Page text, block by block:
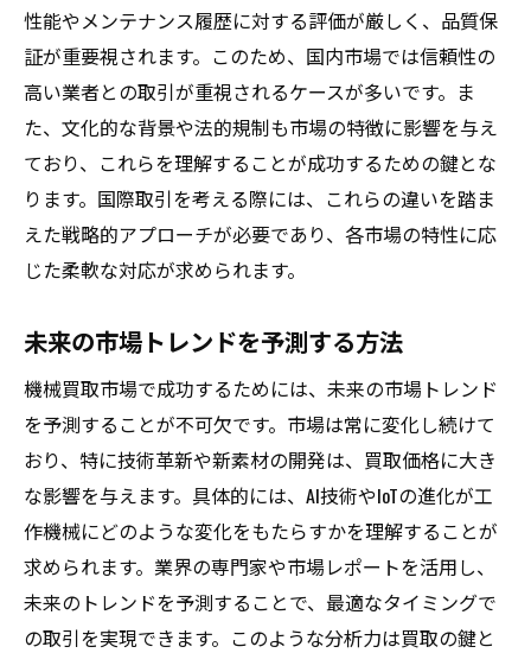
賢い取引を実現するための機械買取市場攻略法
取引成功の鍵となる情報収集術
交渉力を高めるための準備
リスクを最小限に抑える取引戦略
プロフェッショナルのアドバイスを活用す
る
取引後の満足度を高めるポイント
性能やメンテナンス履歴に対する評価が厳しく、品質保
証が重要視されます。このため、国内市場では信頼性の
高い業者との取引が重視されるケースが多いです。ま
た、文化的な背景や法的規制も市場の特徴に影響を与え
ており、これらを理解することが成功するための鍵とな
ります。国際取引を考える際には、これらの違いを踏ま
えた戦略的アプローチが必要であり、各市場の特性に応
じた柔軟な対応が求められます。
未来の市場トレンドを予測する方法
機械買取市場で成功するためには、未来の市場トレンド
を予測することが不可欠です。市場は常に変化し続けて
おり、特に技術革新や新素材の開発は、買取価格に大き
な影響を与えます。具体的には、AI技術やIoTの進化が工
作機械にどのような変化をもたらすかを理解することが
求められます。業界の専門家や市場レポートを活用し、
未来のトレンドを予測することで、最適なタイミングで
の取引を実現できます。このような分析力は買取の鍵と